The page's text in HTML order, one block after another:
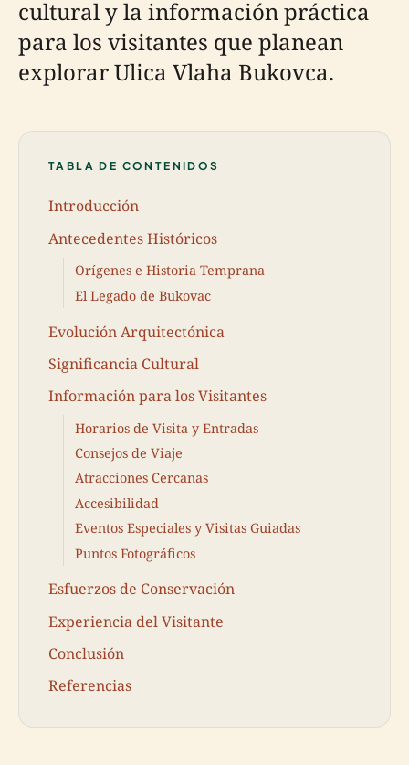
cultural y la información práctica
para los visitantes que planean
explorar Ulica Vlaha Bukovca.
TABLA DE CONTENIDOS
Introducción
Antecedentes Históricos
Orígenes e Historia Temprana
El Legado de Bukovac
Evolución Arquitectónica
Significancia Cultural
Información para los Visitantes
Horarios de Visita y Entradas
Consejos de Viaje
Atracciones Cercanas
Accesibilidad
Eventos Especiales y Visitas Guiadas
Puntos Fotográficos
Esfuerzos de Conservación
Experiencia del Visitante
Conclusión
Referencias